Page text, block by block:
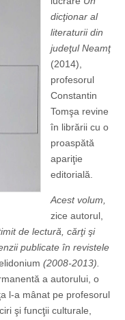
dicţionar al
literaturii din
judeţul Neamţ
(2014),
profesorul
Constantin
Tomşa revine
în librării cu o
proaspătă
apariţie
editorială.
Acest volum,
zice autorul,
de lectură, cărţi şi
publicate în revistele
(2008-2013).
a autorului, o
l-a mânat pe profesorul
şi funcţii culturale,